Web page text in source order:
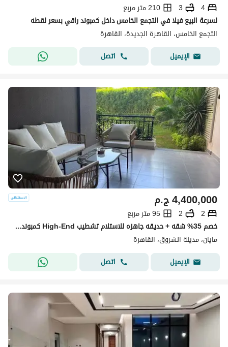
4
3
210 متر مربع
لسرعة البيع فيلا في التجمع الخامس داخل كمبوند راقي بسعر لقطه
التجمع الخامس، القاهرة الجديدة، القاهرة
الإيميل
اتصل
ج.م4,400,000
2
2
95 متر مربع
خصم 35% شقه + حديقه جاهزه للاستلام تشطيب High-End كمبوند مايان - Mayan اميز Destination في الشروق وعلي طريق السويس امام مدينتي بجوار حسن علام و وصالخ
مايان، مدينة الشروق، القاهرة
الإيميل
اتصل